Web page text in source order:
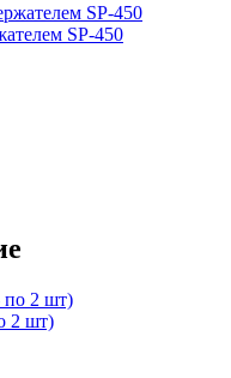
SP-450
2 шт)